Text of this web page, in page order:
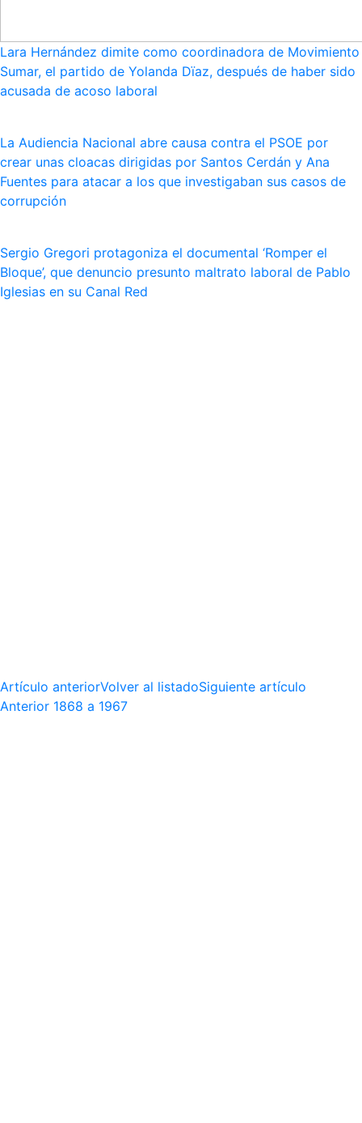
Lara Hernández dimite como coordinadora de Movimiento
Sumar, el partido de Yolanda Dïaz, después de haber sido
acusada de acoso laboral
La Audiencia Nacional abre causa contra el PSOE por
crear unas cloacas dirigidas por Santos Cerdán y Ana
Fuentes para atacar a los que investigaban sus casos de
corrupción
Sergio Gregori protagoniza el documental ‘Romper el
Bloque’, que denuncio presunto maltrato laboral de Pablo
Iglesias en su Canal Red
Artículo anteriorVolver al listadoSiguiente artículo
Anterior 1868 a 1967